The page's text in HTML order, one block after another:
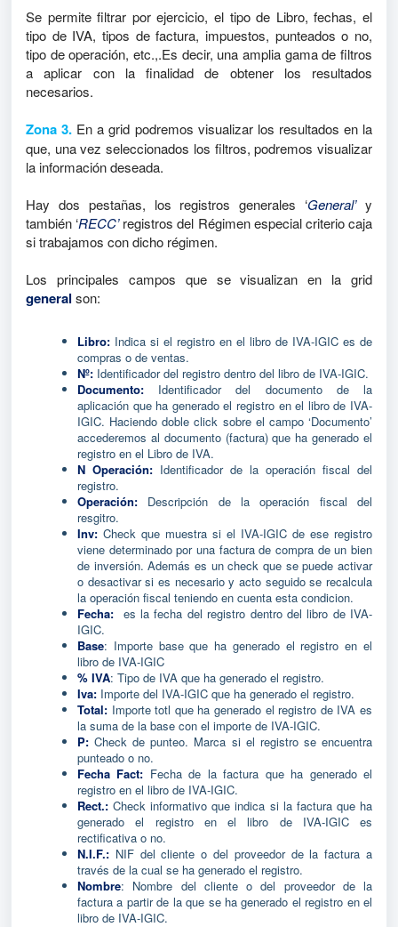
Se permite filtrar por ejercicio, el tipo de Libro, fechas, el
tipo de IVA, tipos de factura, impuestos, punteados o no,
tipo de operación, etc.,.Es decir, una amplia gama de filtros
a aplicar con la finalidad de obtener los resultados
necesarios.
Zona 3. En a grid podremos visualizar los resultados en la
que, una vez seleccionados los filtros, podremos visualizar
la información deseada.
Hay dos pestañas, los registros generales ‘General’y
también ‘RECC’registros del Régimen especial criterio caja
si trabajamos con dicho régimen.
Los principales campos que se visualizan en la grid
general son:
Libro: Indica si el registro en el libro de IVA-IGIC es de
compras o de ventas.
Nº: Identificador del registro dentro del libro de IVA-IGIC.
Documento: Identificador del documento de la
aplicación que ha generado el registro en el libro de IVA-
IGIC. Haciendo doble click sobre el campo ‘Documento’
accederemos al documento (factura) que ha generado el
registro en el Libro de IVA.
N Operación: Identificador de la operación fiscal del
registro.
Operación: Descripción de la operación fiscal del
resgitro.
Inv: Check que muestra si el IVA-IGIC de ese registro
viene determinado por una factura de compra de un bien
de inversión. Además es un check que se puede activar
o desactivar si es necesario y acto seguido se recalcula
la operación fiscal teniendo en cuenta esta condicion.
Fecha: es la fecha del registro dentro del libro de IVA-
IGIC.
Base: Importe base que ha generado el registro en el
libro de IVA-IGIC
% IVA: Tipo de IVA que ha generado el registro.
Iva: Importe del IVA-IGIC que ha generado el registro.
Total: Importe totl que ha generado el registro de IVA es
la suma de la base con el importe de IVA-IGIC.
P: Check de punteo. Marca si el registro se encuentra
punteado o no.
Fecha Fact: Fecha de la factura que ha generado el
registro en el libro de IVA-IGIC.
Rect.: Check informativo que indica si la factura que ha
generado el registro en el libro de IVA-IGIC es
rectificativa o no.
N.I.F.: NIF del cliente o del proveedor de la factura a
través de la cual se ha generado el registro.
Nombre: Nombre del cliente o del proveedor de la
factura a partir de la que se ha generado el registro en el
libro de IVA-IGIC.